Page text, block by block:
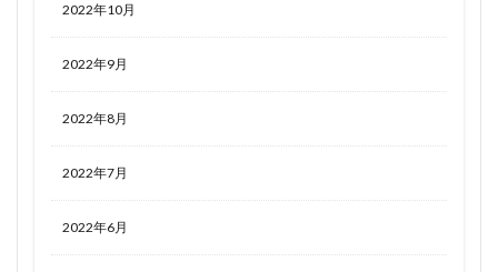
2022年10月
2022年9月
2022年8月
2022年7月
2022年6月